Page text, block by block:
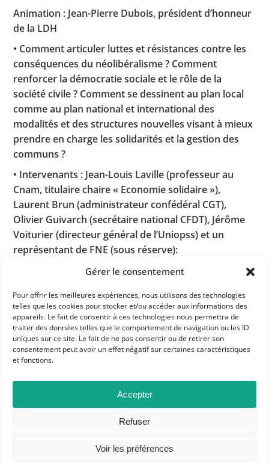
Gérer le consentement
Pour offrir les meilleures expériences, nous utilisons des technologies
telles que les cookies pour stocker et/ou accéder aux informations des
appareils. Le fait de consentir à ces technologies nous permettra de
traiter des données telles que le comportement de navigation ou les ID
uniques sur ce site. Le fait de ne pas consentir ou de retirer son
consentement peut avoir un effet négatif sur certaines caractéristiques
et fonctions.
Accepter
Refuser
Voir les préférences
Animation : Jean-Pierre Dubois, président d’honneur
de la LDH
• Comment articuler luttes et résistances contre les
conséquences du néolibéralisme ? Comment
renforcer la démocratie sociale et le rôle de la
société civile ? Comment se dessinent au plan local
comme au plan national et international des
modalités et des structures nouvelles visant à mieux
prendre en charge les solidarités et la gestion des
communs ?
• Intervenants : Jean-Louis Laville (professeur au
Cnam, titulaire chaire « Economie solidaire »),
Laurent Brun (administrateur confédéral CGT),
Olivier Guivarch (secrétaire national CFDT), Jérôme
Voiturier (directeur général de l’Uniopss) et un
représentant de FNE (sous réserve):
• Débat avec la salle (16h-16h30)
Conclusion, par Patrick Baudouin, président de la
LDH (16h30-16h45)
@LDH, pour la rédaction Historiens & Géographes,
18/10/2023
ACTUALITÉS